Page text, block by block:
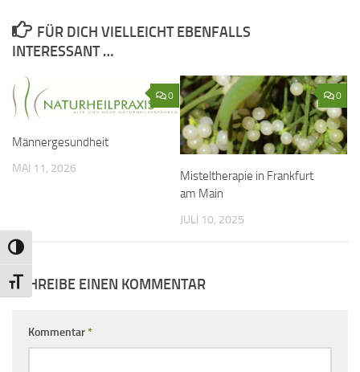
Umschalten auf hohe Kontraste
Schrift vergrößern
FÜR DICH VIELLEICHT EBENFALLS
INTERESSANT …
0
Männergesundheit
MAI 11, 2026
0
Misteltherapie in Frankfurt
am Main
JULI 10, 2025
SCHREIBE EINEN KOMMENTAR
Kommentar*